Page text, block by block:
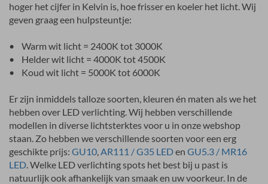
hoger het cijfer in Kelvin is, hoe frisser en koeler het licht. Wij
geven graag een hulpsteuntje:
• Warm wit licht = 2400K tot 3000K
• Helder wit licht = 4000K tot 4500K
• Koud wit licht = 5000K tot 6000K
Er zijn inmiddels talloze soorten, kleuren én maten als we het
hebben over LED verlichting. Wij hebben verschillende
modellen in diverse lichtsterktes voor u in onze webshop
staan. Zo hebben we verschillende soorten voor een erg
geschikte prijs: GU10,AR111 / G35 LEDen GU5.3 / MR16
LED. Welke LED verlichting spots het best bij u past is
natuurlijk ook afhankelijk van smaak en uw voorkeur. In de